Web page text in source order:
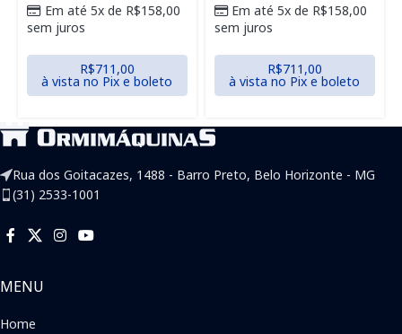
Em até 5x de R$158,00
sem juros
R$711,00
à vista no Pix e boleto
Em até 5x de R$158,00
sem juros
R$711,00
à vista no Pix e boleto
Rua dos Goitacazes, 1488 - Barro Preto, Belo Horizonte - MG
(31) 2533-1001
MENU
Home